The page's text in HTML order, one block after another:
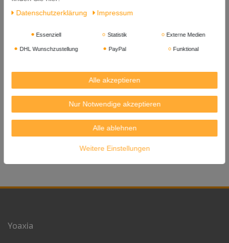
Nudelsieb, Eintauchsieb mit flachem Boden - mit
Professionelles Küchen-Utensil für die Zubereitung von Nudeln,
Ø ca. 13,5 cm
Siebhöhe: ca. 14 cm
Gesamthöhe mit Griff: ca. 33 cm
Versandgewicht: 300g
Yoaxia
Daten­schutz­erklärung
Impressum
Essenziell Statistik Externe Medien
DHL Wunschzustellung PayPal Funktional
Alle akzeptieren
Nur Notwendige akzeptieren
Alle ablehnen
Weitere Einstellungen